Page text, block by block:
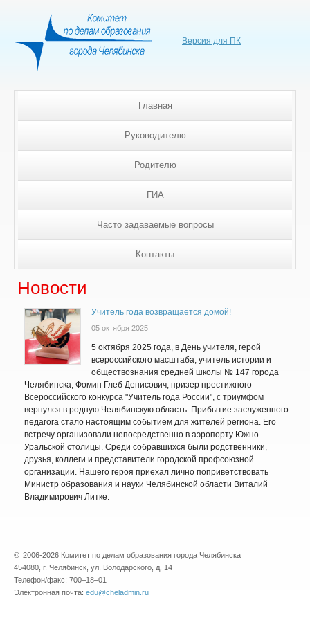
Версия для ПК
Главная
Руководителю
Родителю
ГИА
Часто задаваемые вопросы
Контакты
Новости
Учитель года возвращается домой!
05 октября 2025
5 октября 2025 года, в День учителя, герой
всероссийского масштаба, учитель истории и
обществознания средней школы № 147 города
Челябинска, Фомин Глеб Денисович, призер престижного
Всероссийского конкурса "Учитель года России", с триумфом
вернулся в родную Челябинскую область. Прибытие заслуженного
педагога стало настоящим событием для жителей региона. Его
встречу организовали непосредственно в аэропорту Южно-
Уральской столицы. Среди собравшихся были родственники,
друзья, коллеги и представители городской профсоюзной
организации. Нашего героя приехал лично поприветствовать
Министр образования и науки Челябинской области Виталий
Владимирович Литке.
© 2006-2026 Комитет по делам образования города Челябинска
454080, г. Челябинск, ул. Володарского, д. 14
Телефон/факс: 700–18–01
Электронная почта: edu@cheladmin.ru